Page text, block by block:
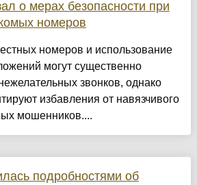
о мерах безопасности при
номеров
номеров и использование
могут существенно
звонков, однако
избавления от навязчивого
мошенников....
подробностями об